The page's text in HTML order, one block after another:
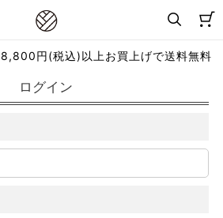
8,800円(税込)以上お買上げで送料無料
ログイン